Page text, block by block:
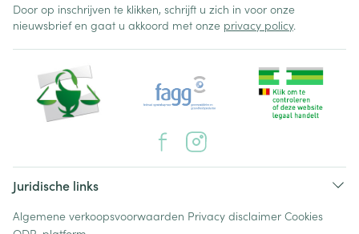
Door op inschrijven te klikken, schrijft u zich in voor onze
nieuwsbrief en gaat u akkoord met onze privacy policy.
Juridische links
Algemene verkoopsvoorwaarden Privacy disclaimer Cookies